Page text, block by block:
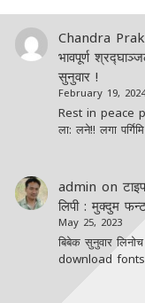
Chandra
भावपूर्ण
सुनुवार !
February 19, 2024
Rest in peace
ला: लने!! लगा
admin on
लिपी : मुक्दुम
May 25, 2023
बिबेक सुनुवार
download fonts